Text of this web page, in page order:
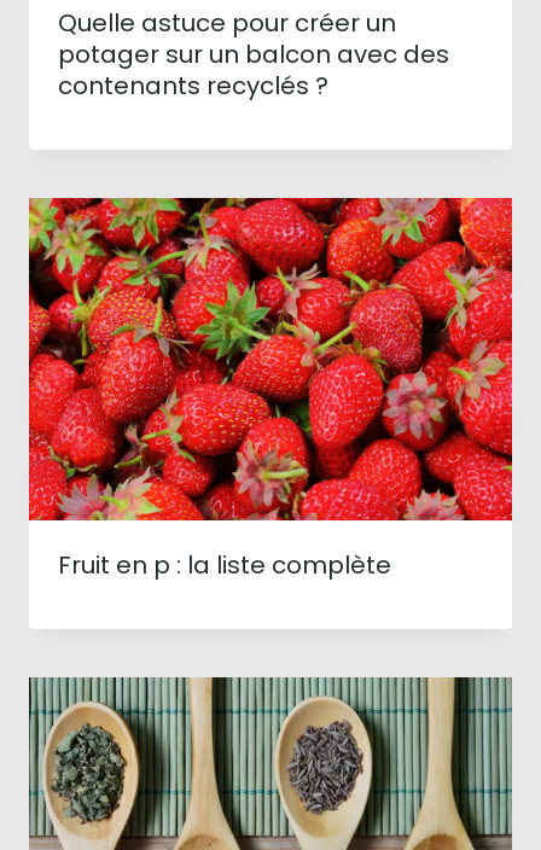
Quelle astuce pour créer un
potager sur un balcon avec des
contenants recyclés ?
Fruit en p : la liste complète